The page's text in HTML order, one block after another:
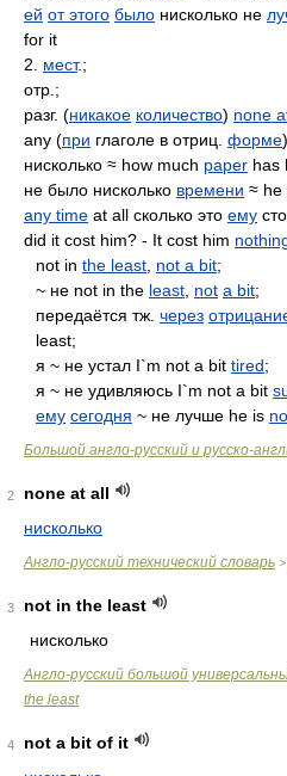
ей от этого было нисколько не
for it
2. мест.;
отр.;
разг. (никакое количество) none
any (при глаголе в отриц. форме
нисколько ≈ how much paper has
не было нисколько времени ≈ he
any time at all сколько это ему
did it cost him? - It cost him
not in the least not a bit;
~ не not in the least not a bit;
передаётся тж. через
least;
я ~ не устал I`m not a bit tired;
я ~ не удивляюсь I`m not a bit
ему сегодня ~ не лучше he is
Большой англо-русский и русско-
2
none at all
нисколько
Англо-русский технический словарь >
3
not in the least
нисколько
Англо-русский большой
the least
4
not a bit of it